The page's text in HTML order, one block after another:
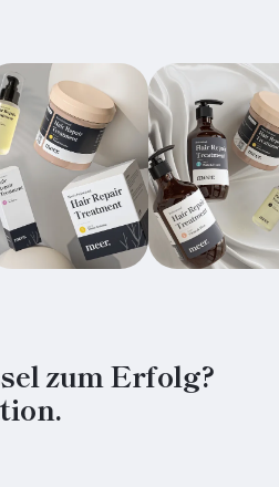
zum Erfolg?